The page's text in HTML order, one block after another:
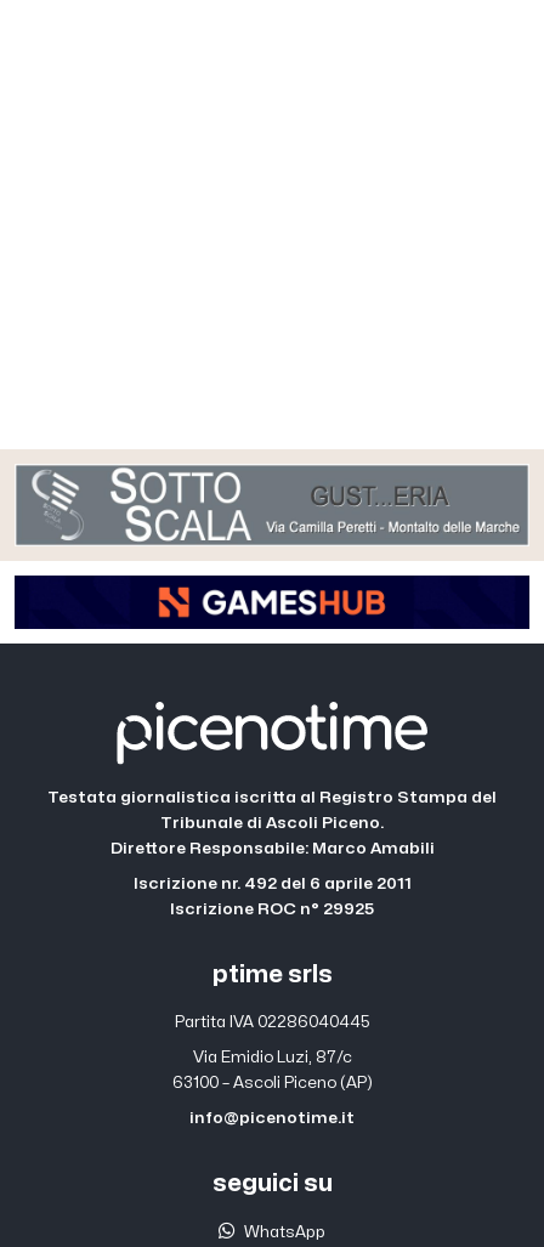
Testata giornalistica iscritta al Registro Stampa del
Tribunale di Ascoli Piceno.
Direttore Responsabile: Marco Amabili
Iscrizione nr. 492 del 6 aprile 2011
Iscrizione ROC n° 29925
ptime srls
Partita IVA 02286040445
Via Emidio Luzi, 87/c
63100 – Ascoli Piceno (AP)
info@picenotime.it
seguici su
WhatsApp